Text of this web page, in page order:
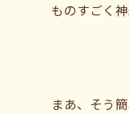
ものすごく
まあ、そう